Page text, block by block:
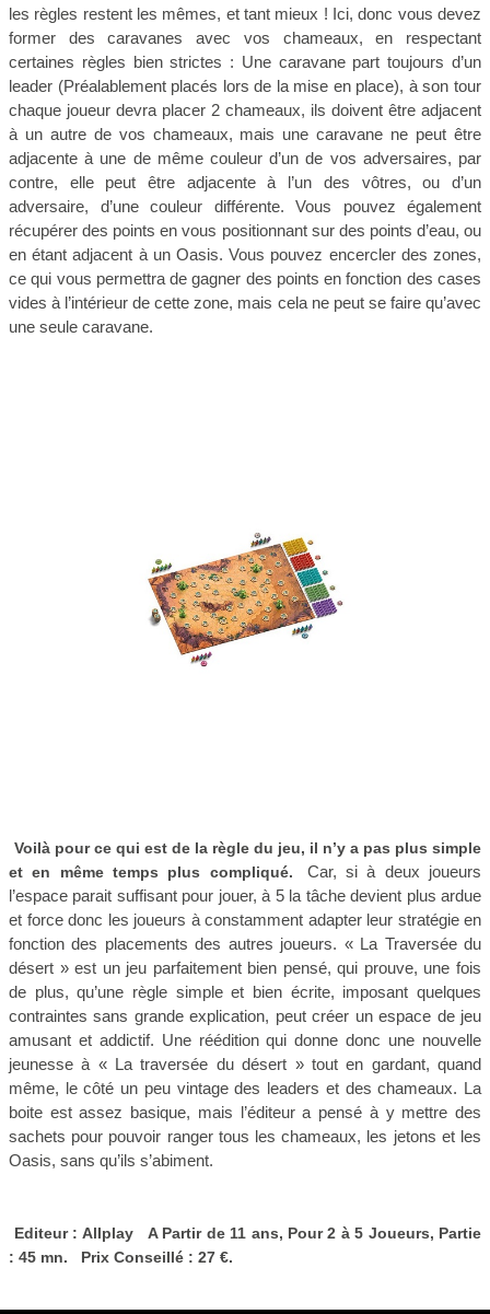
les règles restent les mêmes, et tant mieux ! Ici, donc vous devez
former des caravanes avec vos chameaux, en respectant
certaines règles bien strictes : Une caravane part toujours d’un
leader (Préalablement placés lors de la mise en place), à son tour
chaque joueur devra placer 2 chameaux, ils doivent être adjacent
à un autre de vos chameaux, mais une caravane ne peut être
adjacente à une de même couleur d’un de vos adversaires, par
contre, elle peut être adjacente à l’un des vôtres, ou d’un
adversaire, d’une couleur différente. Vous pouvez également
récupérer des points en vous positionnant sur des points d’eau, ou
en étant adjacent à un Oasis. Vous pouvez encercler des zones,
ce qui vous permettra de gagner des points en fonction des cases
vides à l’intérieur de cette zone, mais cela ne peut se faire qu’avec
une seule caravane.
Voilà pour ce qui est de la règle du jeu, il n’y a pas plus simple
et en même temps plus compliqué.
Car, si à deux joueurs
l’espace parait suffisant pour jouer, à 5 la tâche devient plus ardue
et force donc les joueurs à constamment adapter leur stratégie en
fonction des placements des autres joueurs. « La Traversée du
désert » est un jeu parfaitement bien pensé, qui prouve, une fois
de plus, qu’une règle simple et bien écrite, imposant quelques
contraintes sans grande explication, peut créer un espace de jeu
amusant et addictif. Une réédition qui donne donc une nouvelle
jeunesse à « La traversée du désert » tout en gardant, quand
même, le côté un peu vintage des leaders et des chameaux. La
boite est assez basique, mais l’éditeur a pensé à y mettre des
sachets pour pouvoir ranger tous les chameaux, les jetons et les
Oasis, sans qu’ils s’abiment.
Editeur : Allplay A Partir de 11 ans, Pour 2 à 5 Joueurs, Partie
: 45 mn. Prix Conseillé : 27 €.